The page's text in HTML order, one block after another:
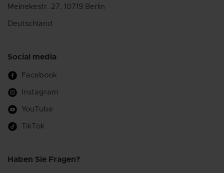
Meinekestr. 27, 10719 Berlin
Deutschland
Social media
Facebook
Instagram
YouTube
TikTok
Haben Sie Fragen?